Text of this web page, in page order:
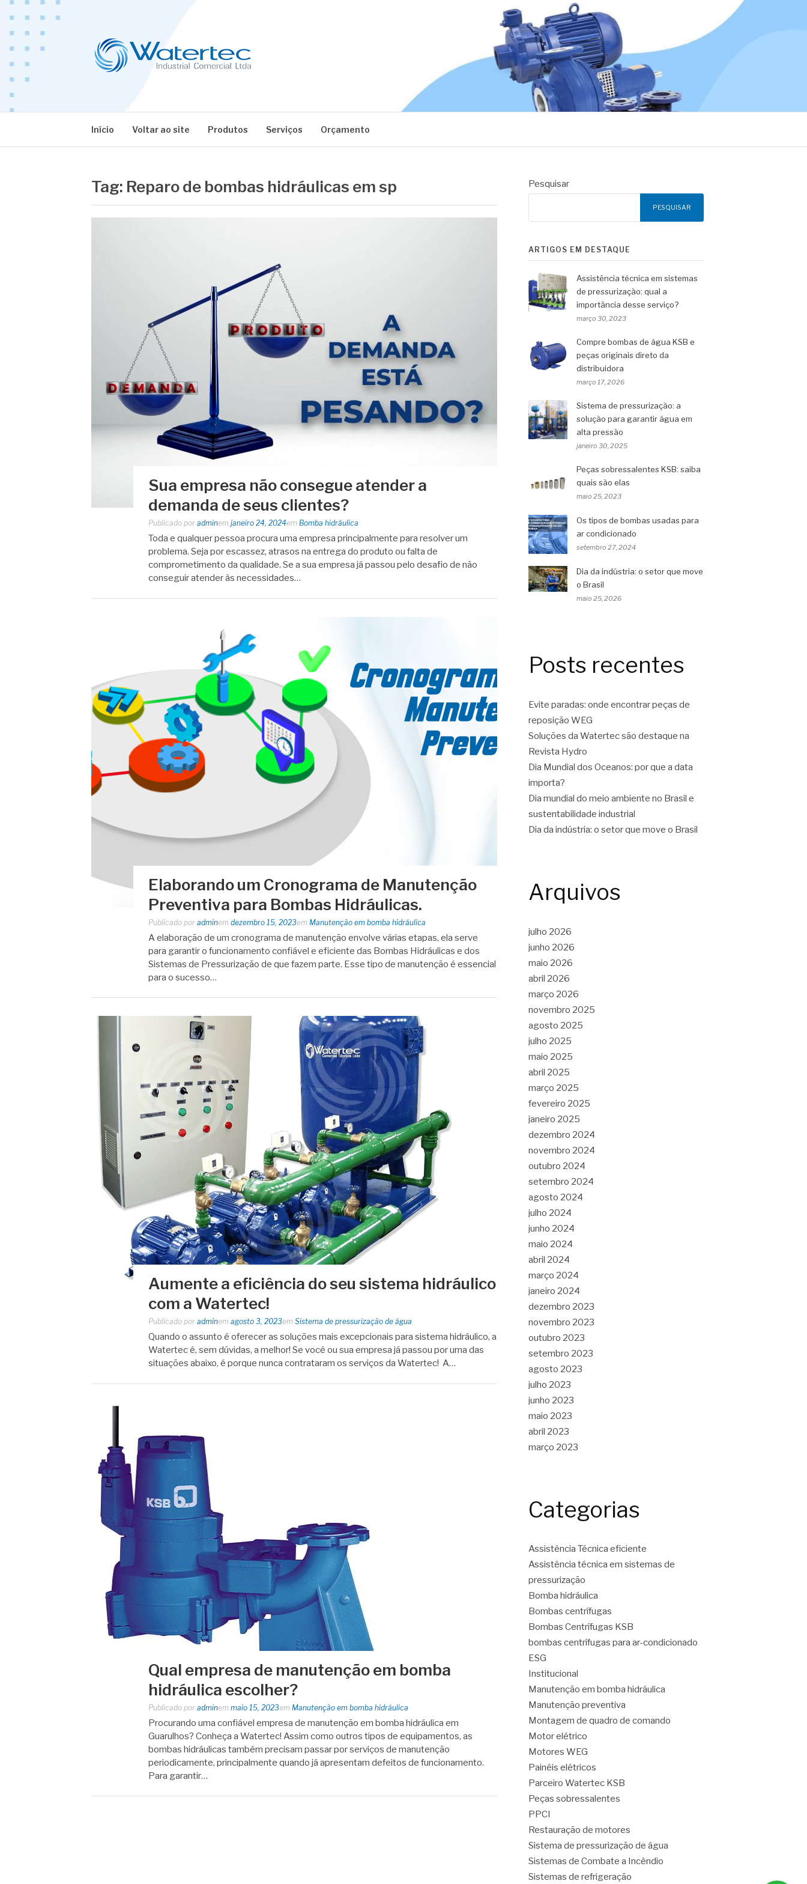
Pular
para
conteúdo
Início Voltar ao site Produtos Serviços Orçamento
Tag: Reparo de bombas hidráulicas em sp
Sua empresa não consegue atender a
demanda de seus clientes?
Publicado por adminem janeiro 24, 2024em Bomba hidráulica
Toda e qualquer pessoa procura uma empresa principalmente para resolver um
problema. Seja por escassez, atrasos na entrega do produto ou falta de
comprometimento da qualidade. Se a sua empresa já passou pelo desafio de não
conseguir atender às necessidades…
Elaborando um Cronograma de Manutenção
Preventiva para Bombas Hidráulicas.
Publicado por adminem dezembro 15, 2023em Manutenção em bomba hidráulica
A elaboração de um cronograma de manutenção envolve várias etapas, ela serve
para garantir o funcionamento confiável e eficiente das Bombas Hidráulicas e dos
Sistemas de Pressurização de que fazem parte. Esse tipo de manutenção é essencial
para o sucesso…
Aumente a eficiência do seu sistema hidráulico
com a Watertec!
Publicado por adminem agosto 3, 2023em Sistema de pressurização de água
Quando o assunto é oferecer as soluções mais excepcionais para sistema hidráulico, a
Watertec é, sem dúvidas, a melhor! Se você ou sua empresa já passou por uma das
situações abaixo, é porque nunca contrataram os serviços da Watertec! A…
Qual empresa de manutenção em bomba
hidráulica escolher?
Publicado por adminem maio 15, 2023em Manutenção em bomba hidráulica
Procurando uma confiável empresa de manutenção em bomba hidráulica em
Guarulhos? Conheça a Watertec! Assim como outros tipos de equipamentos, as
bombas hidráulicas também precisam passar por serviços de manutenção
periodicamente, principalmente quando já apresentam defeitos de funcionamento.
Para garantir…
Pesquisar
PESQUISAR
ARTIGOS EM DESTAQUE
Assistência técnica em sistemas
de pressurização: qual a
importância desse serviço?
março 30, 2023
Compre bombas de água KSB e
peças originais direto da
distribuidora
março 17, 2026
Sistema de pressurização: a
solução para garantir água em
alta pressão
janeiro 30, 2025
Peças sobressalentes KSB: saiba
quais são elas
maio 25, 2023
Os tipos de bombas usadas para
ar condicionado
setembro 27, 2024
Dia da indústria: o setor que move
o Brasil
maio 25, 2026
Posts recentes
Evite paradas: onde encontrar peças de
reposição WEG
Soluções da Watertec são destaque na
Revista Hydro
Dia Mundial dos Oceanos: por que a data
importa?
Dia mundial do meio ambiente no Brasil e
sustentabilidade industrial
Dia da indústria: o setor que move o Brasil
Arquivos
julho 2026
junho 2026
maio 2026
abril 2026
março 2026
novembro 2025
agosto 2025
julho 2025
maio 2025
abril 2025
março 2025
fevereiro 2025
janeiro 2025
dezembro 2024
novembro 2024
outubro 2024
setembro 2024
agosto 2024
julho 2024
junho 2024
maio 2024
abril 2024
março 2024
janeiro 2024
dezembro 2023
novembro 2023
outubro 2023
setembro 2023
agosto 2023
julho 2023
junho 2023
maio 2023
abril 2023
março 2023
Categorias
Assistência Técnica eficiente
Assistência técnica em sistemas de
pressurização
Bomba hidráulica
Bombas centrífugas
Bombas Centrífugas KSB
bombas centrífugas para ar-condicionado
ESG
Institucional
Manutenção em bomba hidráulica
Manutenção preventiva
Montagem de quadro de comando
Motor elétrico
Motores WEG
Painéis elétricos
Parceiro Watertec KSB
Peças sobressalentes
PPCI
Restauração de motores
Sistema de pressurização de água
Sistemas de Combate a Incêndio
Sistemas de refrigeração